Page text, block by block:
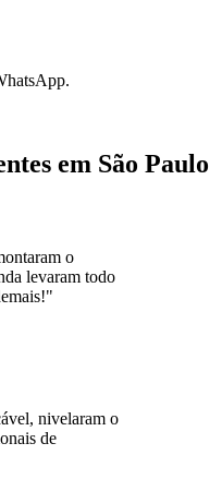
em São Paulo
o
levaram todo
"
nivelaram o
de